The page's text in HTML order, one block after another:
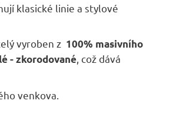
klasické linie a stylové
vyroben z 100% masivního
- zkorodované, což dává
venkova.